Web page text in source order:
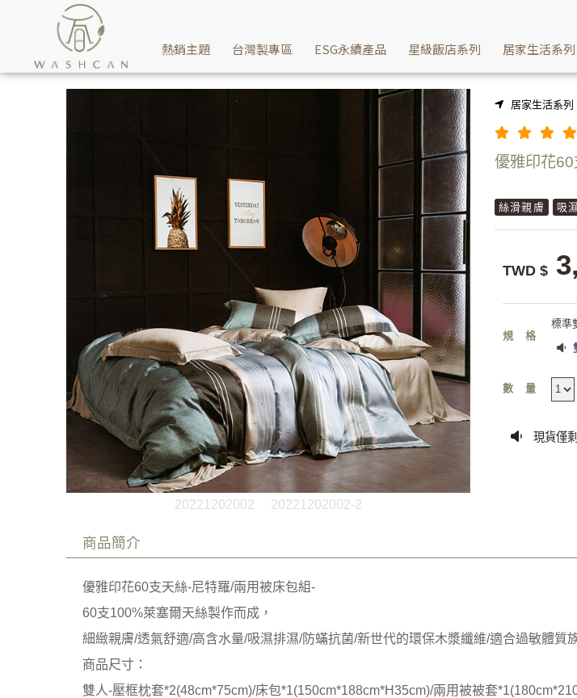
Washcan瓦士肯寢具推薦60支天絲兩用被床包組-尼特羅給您，讓您睡過天絲床包就回不去其他材質 |
熱銷主題 台灣製專區 ESG永續產品 星級飯店系列 居家生活系列
20221202002 20221202002-2
居家生活系列
優雅印花60
絲滑親膚 吸
TWD $
規格
標準
數量
現貨僅剩
商品簡介
優雅印花60支天絲-尼特羅/兩用被床包組-
60支100%萊塞爾天絲製作而成，
細緻親膚/透氣舒適/高含水量/吸濕排濕/防蟎抗菌/新世代的環保木漿纖維/適合過敏體質
商品尺寸：
雙人-壓框枕套*2(48cm*75cm)/床包*1(150cm*188cm*H35cm)/兩用被被套